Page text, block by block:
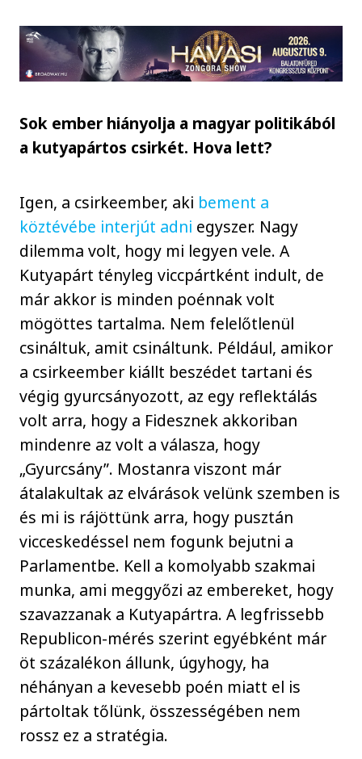
Sok ember hiányolja a magyar politikából
a kutyapártos csirkét. Hova lett?
Igen, a csirkeember, aki bement a
köztévébe interjút adni egyszer. Nagy
dilemma volt, hogy mi legyen vele. A
Kutyapárt tényleg viccpártként indult, de
már akkor is minden poénnak volt
mögöttes tartalma. Nem felelőtlenül
csináltuk, amit csináltunk. Például, amikor
a csirkeember kiállt beszédet tartani és
végig gyurcsányozott, az egy reflektálás
volt arra, hogy a Fidesznek akkoriban
mindenre az volt a válasza, hogy
„Gyurcsány”. Mostanra viszont már
átalakultak az elvárások velünk szemben is
és mi is rájöttünk arra, hogy pusztán
vicceskedéssel nem fogunk bejutni a
Parlamentbe. Kell a komolyabb szakmai
munka, ami meggyőzi az embereket, hogy
szavazzanak a Kutyapártra. A legfrissebb
Republicon-mérés szerint egyébként már
öt százalékon állunk, úgyhogy, ha
néhányan a kevesebb poén miatt el is
pártoltak tőlünk, összességében nem
rossz ez a stratégia.